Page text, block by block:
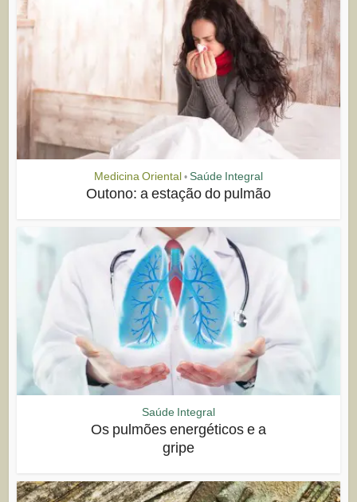
Medicina Oriental • Saúde Integral
Outono: a estação do pulmão
Saúde Integral
Os pulmões energéticos e a
gripe